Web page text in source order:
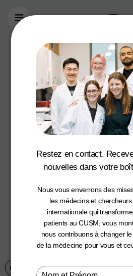
Aller au contenu principal
La
Craze,
partenariat
CUSM,
92.5 et
City,
162,160 $
soins
cancer du
Communiqués de presse 6
Restez en contact.
nouvelles dans votre
Nous vous enverrons des
les médecins et
internationale qui
patients au CUSM, vous
nous contribuons à changer
de la médecine pour vous et
Type